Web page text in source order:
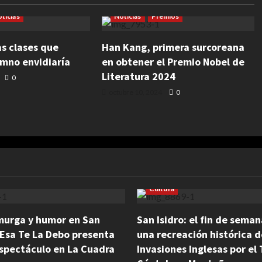
clases que
envidiaría
0
Noticias
Premios
Han Kang, primera surcoreana
en obtener el Premio Nobel de
Literatura 2024
0
y humor en San
Te La Debo presenta
en La Cuadra
Cultura
San Isidro: el fin de
una recreación histórica
Invasiones Inglesas por el